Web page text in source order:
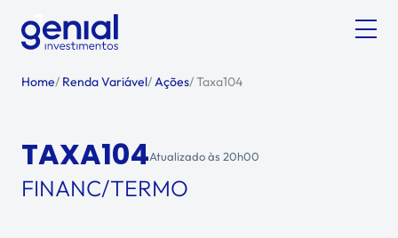
Home/ Renda Variável/Ações/Taxa104
TAXA104Atualizado às 20h00
FINANC/TERMO